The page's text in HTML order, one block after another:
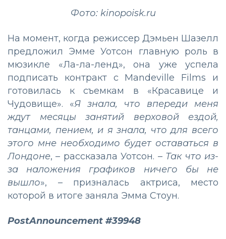
Фото: kinopoisk.ru
На момент, когда режиссер Дэмьен Шазелл
предложил Эмме Уотсон главную роль в
мюзикле «Ла-ла-ленд», она уже успела
подписать контракт с Mandeville Films и
готовилась к съемкам в «Красавице и
Чудовище». «Я знала, что впереди меня
ждут месяцы занятий верховой ездой,
танцами, пением, и я знала, что для всего
этого мне необходимо будет оставаться в
Лондоне, – рассказала Уотсон. – Так что из-
за наложения графиков ничего бы не
вышло», – призналась актриса, место
которой в итоге заняла Эмма Стоун.
PostAnnouncement #39948